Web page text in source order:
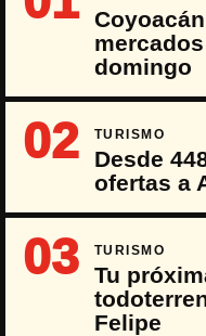
domingo
02 TURISMO
Desde
ofertas a
03 TURISMO
Tu
Felipe